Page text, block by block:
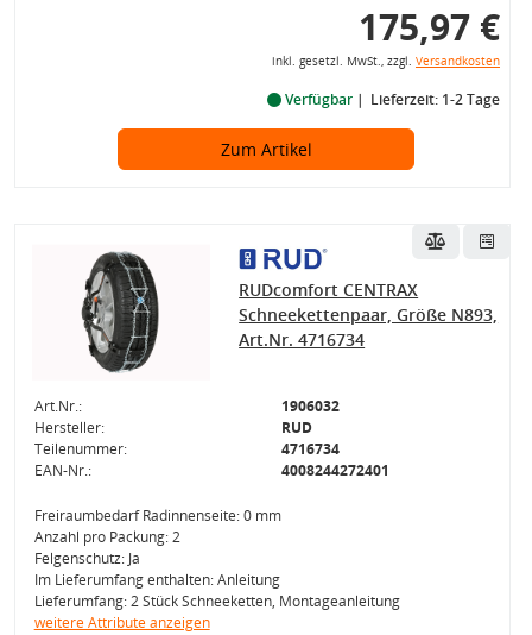
175,97 €
inkl. gesetzl. MwSt., zzgl. Versandkosten
Verfügbar Lieferzeit: 1-2 Tage
Zum Artikel
RUDcomfort CENTRAX
Schneekettenpaar, Größe N893,
Art.Nr. 4716734
Art.Nr.:
1906032
Hersteller:
RUD
Teilenummer:
4716734
EAN-Nr.:
4008244272401
Freiraumbedarf Radinnenseite: 0 mm
Anzahl pro Packung: 2
Felgenschutz: Ja
Im Lieferumfang enthalten: Anleitung
Lieferumfang: 2 Stück Schneeketten, Montageanleitung
weitere Attribute anzeigen